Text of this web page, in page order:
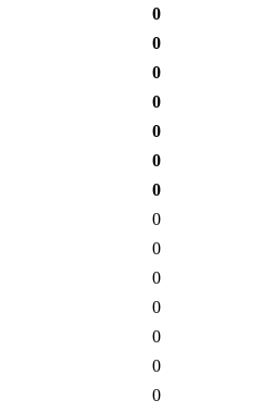
0
0
0
0
0
0
0
0
0
0
0
0
0
0